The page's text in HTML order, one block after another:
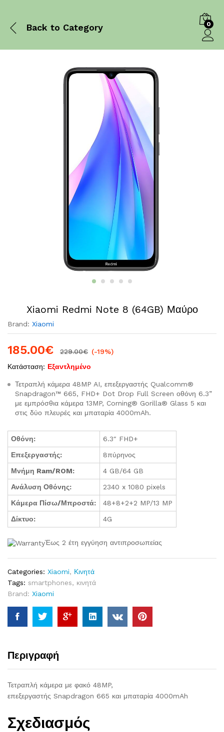
Back to Category 0
Xiaomi Redmi Note 8 (64GB) Μαύρο
Brand: Xiaomi
185.00€ 229.00€ (-19%)
Κατάσταση: Εξαντλημένο
Τετραπλή κάμερα 48MP AI, επεξεργαστής Qualcomm®
Snapdragon™ 665, FHD+ Dot Drop Full Screen οθόνη 6.3”
με εμπρόσθια κάμερα 13MP, Corning® Gorilla® Glass 5 και
στις δύο πλευρές και μπαταρία 4000mAh.
Οθόνη:
6.3″ FHD+
Επεξεργαστής:
8πύρηνος
Μνήμη Ram/ROM:
4 GB/64 GB
Ανάλυση Οθόνης:
2340 x 1080 pixels
Κάμερα Πίσω/Μπροστά:
48+8+2+2 MP/13 MP
Δίκτυο:
4G
Έως 2 έτη εγγύηση αντιπροσωπείας
Categories: Xiaomi, Κινητά
Tags: smartphones, κινητά
Brand: Xiaomi
Περιγραφή
Τετραπλή κάμερα με φακό 48MP,
επεξεργαστής Snapdragon 665 και μπαταρία 4000mAh
Σχεδιασμός